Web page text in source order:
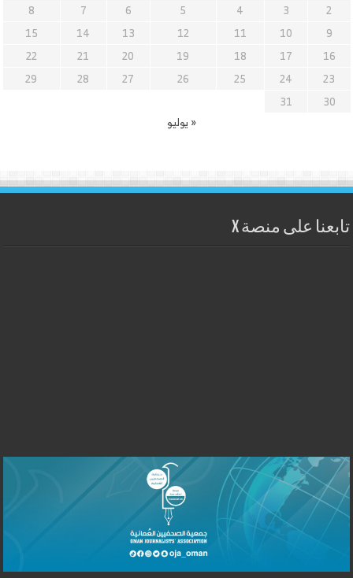
2
3
4
5
6
7
8
9
10
11
12
13
14
15
16
17
18
19
20
21
22
23
24
25
26
27
28
29
30
31
« يوليو
تابعنا على منصة X